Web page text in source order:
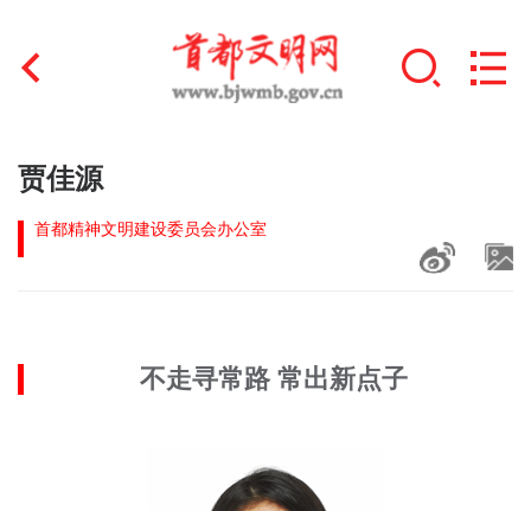
首页
文明创建
未成年人思想道德建设
贾佳源
首都精神文明建设委员会办公室
不走寻常路 常出新点子